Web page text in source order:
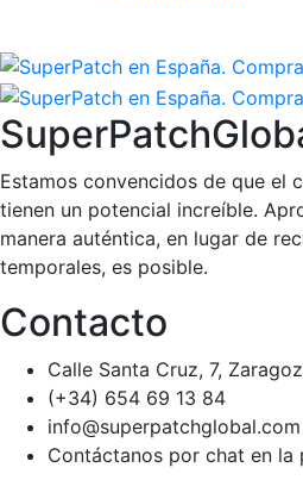
Estamos convencidos de que el
tienen un potencial increíble.
manera auténtica, en lugar de
temporales, es posible.
Contacto
Calle Santa Cruz, 7,
(+34) 654 69 13 84
info@superpatchglobal.com
Contáctanos por chat en la